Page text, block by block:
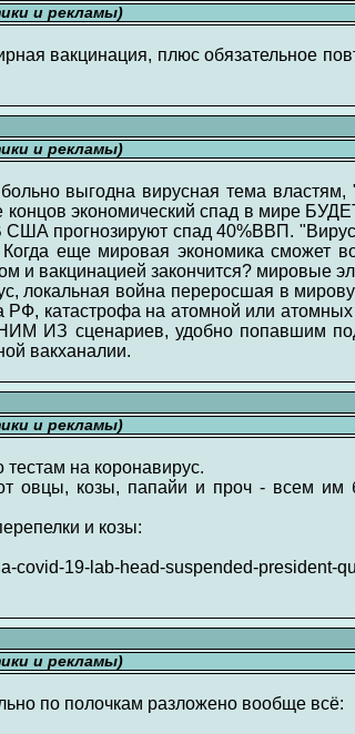
и рекламы)
вакцинация, плюс обязательное
и рекламы)
выгодна вирусная тема властям,
концов экономический спад в мире
США прогнозируют спад 40%ВВП.
еще мировая экономика сможет
и вакцинацией закончится? мировые
локальная война переросшая в
катастрофа на атомной или
ИЗ сценариев, удобно попавшим под
вакханалии.
и рекламы)
на коронавирус.
овцы, козы, папайи и проч - всем
и козы:
covid-19-lab-head-suspended-president-
и рекламы)
по полочкам разложено вообще всё: